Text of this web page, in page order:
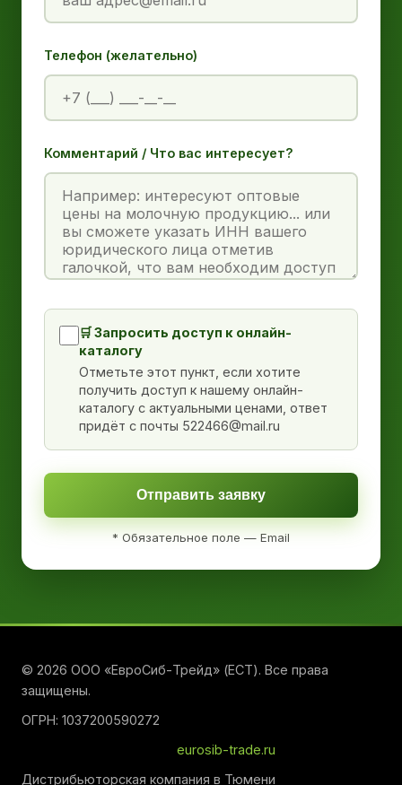
Телефон (желательно)
Комментарий / Что вас интересует?
🛒 Запросить доступ к онлайн-
каталогу
Отметьте этот пункт, если хотите
получить доступ к нашему онлайн-
каталогу с актуальными ценами, ответ
придёт с почты 522466@mail.ru
Отправить заявку
* Обязательное поле — Email
© 2026 ООО «ЕвроСиб-Трейд» (ЕСТ). Все права
защищены.
ОГРН: 1037200590272
eurosib-trade.ru
Дистрибьюторская компания в Тюмени